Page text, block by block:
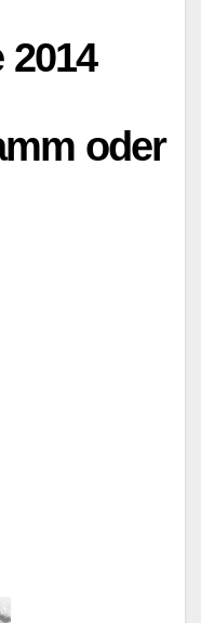
2014
oder